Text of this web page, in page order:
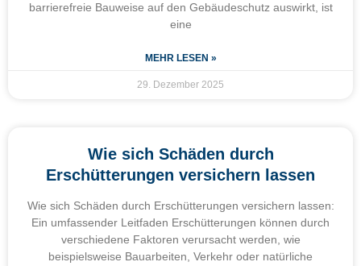
barrierefreie Bauweise auf den Gebäudeschutz auswirkt, ist
eine
MEHR LESEN »
29. Dezember 2025
Wie sich Schäden durch
Erschütterungen versichern lassen
Wie sich Schäden durch Erschütterungen versichern lassen:
Ein umfassender Leitfaden Erschütterungen können durch
verschiedene Faktoren verursacht werden, wie
beispielsweise Bauarbeiten, Verkehr oder natürliche